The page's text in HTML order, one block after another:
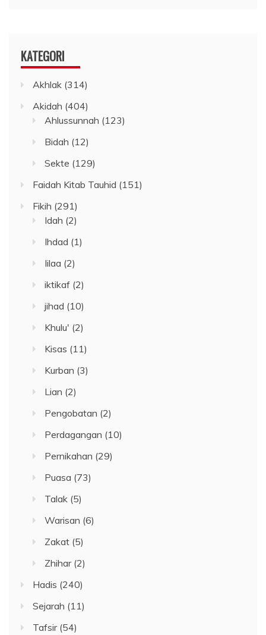
KATEGORI
Akhlak (314)
Akidah (404)
Ahlussunnah (123)
Bidah (12)
Sekte (129)
Faidah Kitab Tauhid (151)
Fikih (291)
Idah (2)
Ihdad (1)
Iilaa (2)
iktikaf (2)
jihad (10)
Khulu' (2)
Kisas (11)
Kurban (3)
Lian (2)
Pengobatan (2)
Perdagangan (10)
Pernikahan (29)
Puasa (73)
Talak (5)
Warisan (6)
Zakat (5)
Zhihar(2)
Hadis (240)
Sejarah (11)
Tafsir(54)